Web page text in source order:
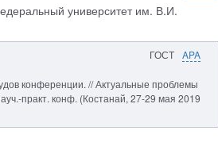
университет им. В.И.
ГОСТ APA
конференции. // Актуальные проблемы
практ. конф. (Костанай, 27-29 мая 2019